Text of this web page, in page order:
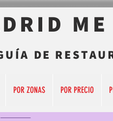
DE
POR ZONAS POR PRECIO